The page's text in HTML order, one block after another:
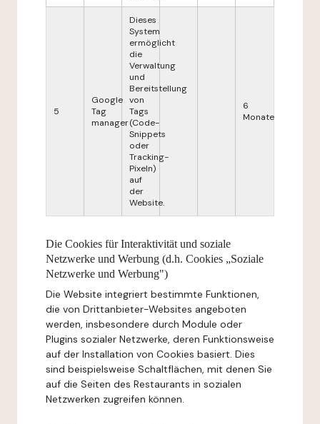
5
Google
Tag
manager
Dieses
System
ermöglicht
die
Verwaltung
und
Bereitstellung
von
Tags
(Code-
Snippets
oder
Tracking-
Pixeln)
auf
der
Website.
6
Monate
Die Cookies für Interaktivität und soziale
Netzwerke und Werbung (d.h. Cookies „Soziale
Netzwerke und Werbung")
Die Website integriert bestimmte Funktionen,
die von Drittanbieter-Websites angeboten
werden, insbesondere durch Module oder
Plugins sozialer Netzwerke, deren Funktionsweise
auf der Installation von Cookies basiert. Dies
sind beispielsweise Schaltflächen, mit denen Sie
auf die Seiten des Restaurants in sozialen
Netzwerken zugreifen können.